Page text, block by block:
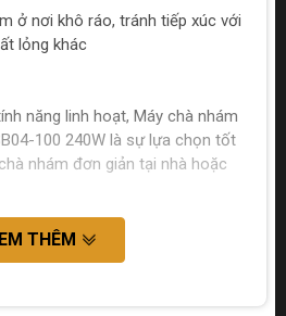
ở nơi khô ráo, tránh tiếp xúc với
lỏng khác
năng linh hoạt, Máy chà nhám
100 240W là sự lựa chọn tốt
nhám đơn giản tại nhà hoặc
THÊM